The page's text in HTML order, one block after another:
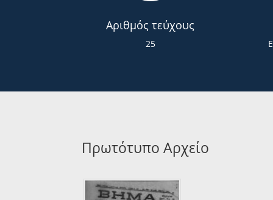
Αριθμός τεύχους
25
Πρωτότυπο Αρχείο